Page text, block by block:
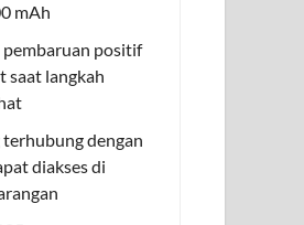
mAh
pembaruan positif
saat langkah
dengan
diakses di